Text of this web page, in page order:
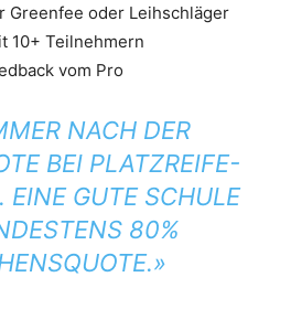
Greenfee oder Leihschläger
10+ Teilnehmern
vom Pro
NACH DER
BEI PLATZREIFE-
EINE GUTE SCHULE
80%